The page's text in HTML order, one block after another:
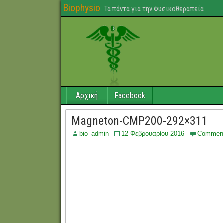
Biophysio Τα πάντα για την Φυσικοθεραπεία
Αρχική Facebook
Magneton-CMP200-292×311
bio_admin 12 Φεβρουαρίου 2016